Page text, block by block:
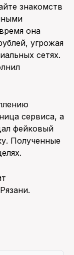
знакомств
она
угрожая
сетях.
сервиса, а
фейковый
Полученные